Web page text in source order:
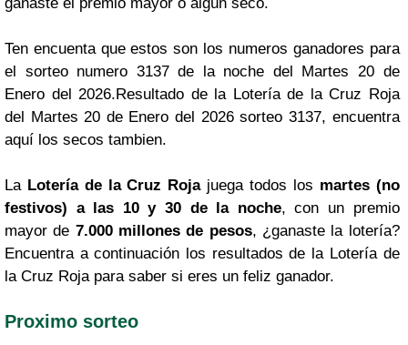
Ten encuenta que estos son los numeros ganadores para
el sorteo numero 3137 de la noche del Martes 20 de
Enero del 2026.Resultado de la Lotería de la Cruz Roja
del Martes 20 de Enero del 2026 sorteo 3137, encuentra
aquí los secos tambien.
La Lotería de la Cruz Rojajuega todos los martes (no
festivos) a las 10 y 30 de la noche, con un premio
mayor de 7.000 millones de pesos, ¿ganaste la lotería?
Encuentra a continuación los resultados de la Lotería de
la Cruz Roja para saber si eres un feliz ganador.
Proximo sorteo